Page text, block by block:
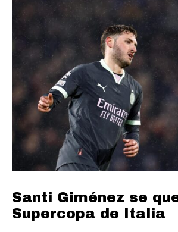
Santi Giménez se
Supercopa de Italia